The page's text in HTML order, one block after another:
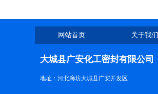
网站首页 关于我们
大城县广安化工密封有限公司
地址：河北廊坊大城县广安开发区